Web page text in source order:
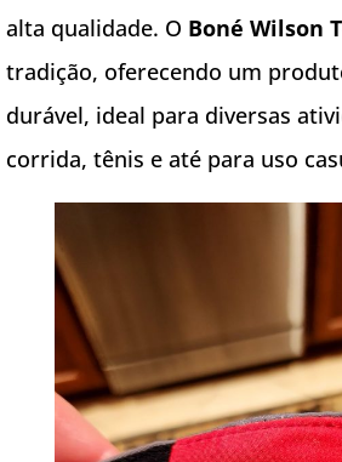
alta qualidade. O Boné Wilson
tradição, oferecendo um
durável, ideal para diversas
corrida, tênis e até para uso